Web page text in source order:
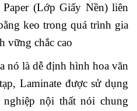
(Lớp Giấy Nền) liên
keo trong quá trình gia
vững chắc cao
nó là dễ định hình hoa văn
Laminate được sử dụng
nội thất nói chung